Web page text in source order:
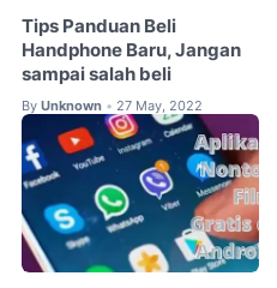
Tips Panduan Beli
Handphone Baru, Jangan
sampai salah beli
By Unknown • 27 May, 2022